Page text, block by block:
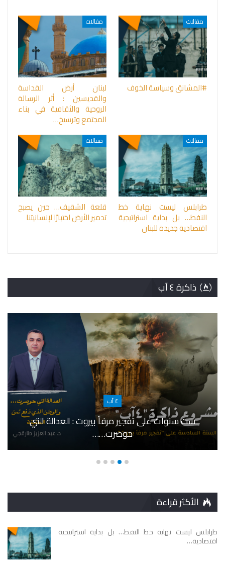
مقالات
#المشانق وسياسة الخوف
مقالات
لبنان أرض القداسة
والقديسين : أثر الرسالة
الروحية والثقافية في بناء
المجتمع وترسيخ…
مقالات
طرابلس ليست نهاية خط
النفط… بل بداية استراتيجية
اقتصادية جديدة للبنان
مقالات
قلعة الشقيف… حين يصبح
تدمير الأرض اختبارًا لإنسانيتنا
ذاكرة ٤ آب
٤ آب
ست سنوات على تفجير مرفأ بيروت : العدالة التي
حوصرت……
الأكثر قراءة
طرابلس ليست نهاية خط النفط… بل بداية استراتيجية
اقتصادية…